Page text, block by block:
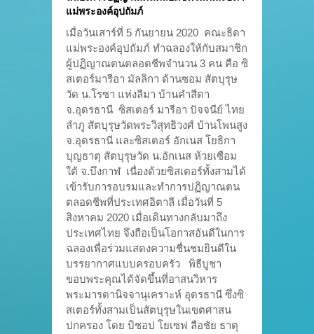
แม่พระองค์อุปถัมภ์
เมื่อวันเสาร์ที่ 5 กันยายน 2020 คณะธิดา
แม่พระองค์อุปถัมภ์ ทำฉลองให้กับสมาชิก
ผู้ปฏิญาณตนตลอดชีพจำนวน 3 คน คือ ซิ
สเตอร์มารีอา มัลลิกา ด้านซอม สัตบุรุษ
วัด น.โรซา แห่งลีมา บ้านคำสีดา
จ.อุดรธานี ซิสเตอร์ มารีอา ปัจจนีย์ ไทย
ลำภู สัตบุรุษวัดพระวิสุทธิวงศ์ บ้านโพนสูง
จ.อุดรธานี และซิสเตอร์ อักเนส โยธิกา
บุญธาตุ สัตบุรุษวัด น.อักเนส ห้วยเซือม
ใต้ จ.บึงกาฬ เนื่องด้วยซิสเตอร์ทั้งสามได้
เข้ารับการอบรมและทำการปฏิญาณตน
ตลอดชีพที่ประเทศอิตาลี เมื่อวันที่ 5
สิงหาคม 2020 เมื่อเดินทางกลับมาถึง
ประเทศไทย จึงถือเป็นโอกาสอันดีในการ
ฉลองเพื่อร่วมแสดงความชื่นชมยินดีใน
บรรยากาศแบบครอบครัว พิธีบูชา
ขอบพระคุณได้จัดขึ้นที่อาสนวิหาร
พระมารดานิจจานุเคราะห์ อุดรธานี ซึ่งซิ
สเตอร์ทั้งสามเป็นสัตบุรุษในเขตศาสน
ปกครอง โดย บิชอป โยเซฟ ลือชัย ธาตุ